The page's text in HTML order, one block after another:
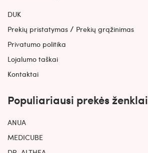
DUK
Prekių pristatymas / Prekių grąžinimas
Privatumo politika
Lojalumo taškai
Kontaktai
Populiariausi prekės ženklai
ANUA
MEDICUBE